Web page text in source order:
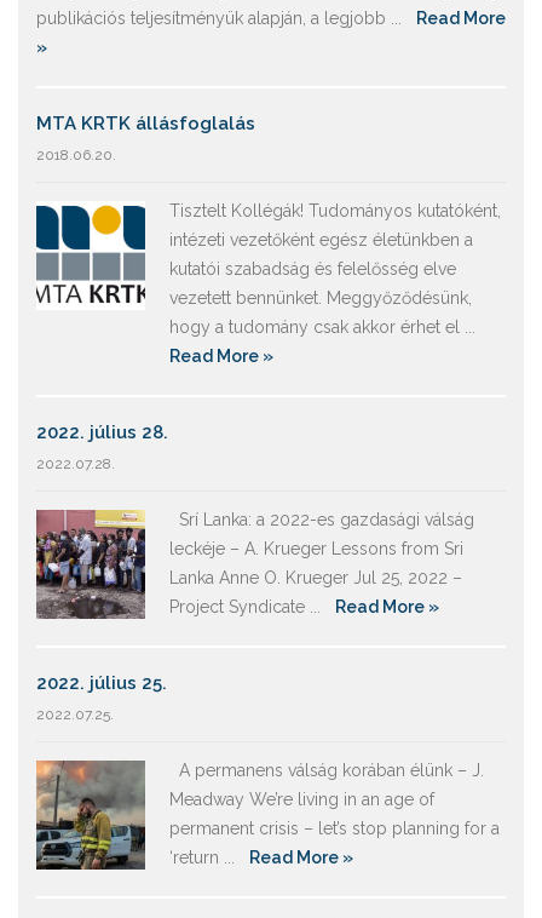
publikációs teljesítményük alapján, a legjobb ... Read More
»
MTA KRTK állásfoglalás
2018.06.20.
Tisztelt Kollégák! Tudományos kutatóként,
intézeti vezetőként egész életünkben a
kutatói szabadság és felelősség elve
vezetett bennünket. Meggyőződésünk,
hogy a tudomány csak akkor érhet el ...
Read More »
2022. július 28.
2022.07.28.
Srí Lanka: a 2022-es gazdasági válság
leckéje – A. Krueger Lessons from Sri
Lanka Anne O. Krueger Jul 25, 2022 –
Project Syndicate ... Read More »
2022. július 25.
2022.07.25.
A permanens válság korában élünk – J.
Meadway We’re living in an age of
permanent crisis – let’s stop planning for a
‘return ... Read More »